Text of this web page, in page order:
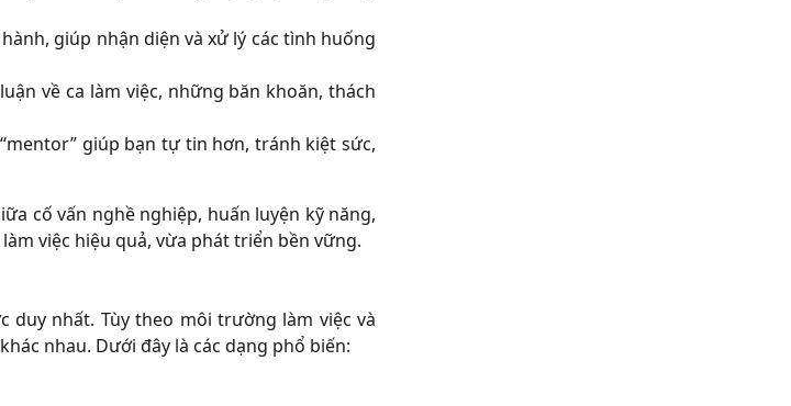
giúp nhận diện và xử lý các tình huống
về ca làm việc, những băn khoăn, thách
giúp bạn tự tin hơn, tránh kiệt sức,
cố vấn nghề nghiệp, huấn luyện kỹ năng,
việc hiệu quả, vừa phát triển bền vững.
duy nhất. Tùy theo môi trường làm việc và
nhau. Dưới đây là các dạng phổ biến: